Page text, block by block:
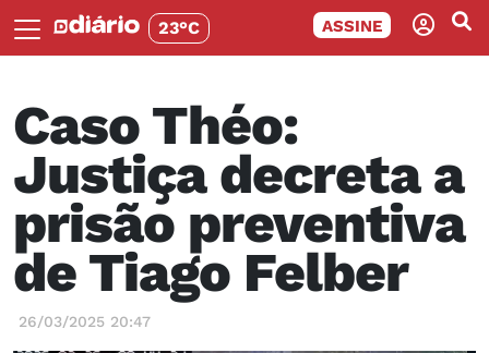
23°C ASSINE
Caso Théo:
Justiça decreta a
prisão preventiva
de Tiago Felber
26/03/2025 20:47